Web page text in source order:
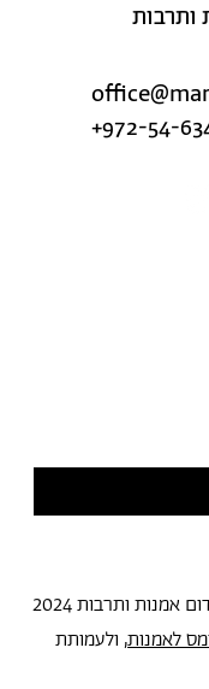
ותרבות
+972-54-
ותרבות 2024
לאמנות, ולעמותת